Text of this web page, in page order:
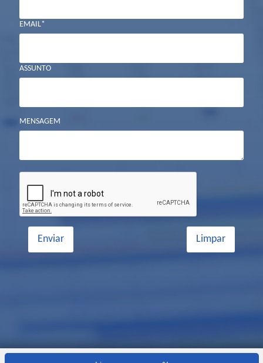
EMAIL*
ASSUNTO
MENSAGEM